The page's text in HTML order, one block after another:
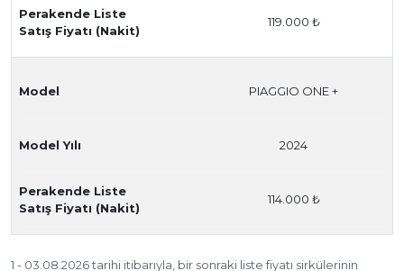
Perakende Liste
Satış Fiyatı (Nakit)
119.000 ₺
Model PIAGGIO ONE +
Model Yılı 2024
Perakende Liste
Satış Fiyatı (Nakit)
114.000 ₺
1 - 03.08.2026 tarihi itibarıyla, bir sonraki liste fiyatı sirkülerinin